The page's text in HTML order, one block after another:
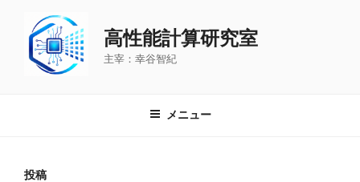
高性能計算研究室
主宰：幸谷智紀
メニュー
投稿